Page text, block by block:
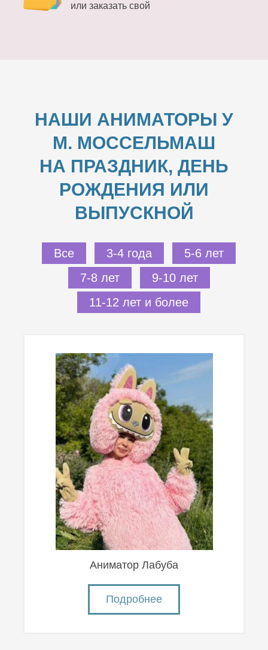
или заказать свой
НАШИ АНИМАТОРЫ У
М. МОССЕЛЬМАШ
НА ПРАЗДНИК, ДЕНЬ
РОЖДЕНИЯ ИЛИ
ВЫПУСКНОЙ
Все 3-4 года
5-6 лет
7-8 лет
9-10 лет
11-12 лет и более
Аниматор Лабуба
Подробнее